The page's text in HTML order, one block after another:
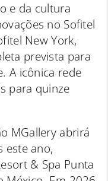
e da cultura
no Sofitel
New York,
prevista para
A icônica rede
para quinze
MGallery abrirá
este ano,
& Spa Punta